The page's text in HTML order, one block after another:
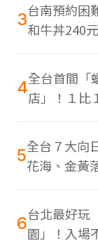
3台南預約困
和牛丼240
地點曝光
4全台首間「
店」！１比
男，百款周
5全台７大向
花海、金黃
同框
6台北最好玩
園」！入場